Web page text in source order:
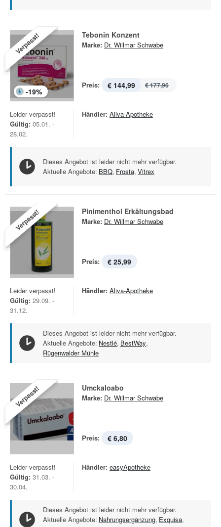
Verpasst!
-19%
Tebonin Konzent
Marke: Dr. Willmar Schwabe
Preis: € 144,99 € 177,96
Leider verpasst!
Gültig: 05.01. -
28.02.
Händler: Aliva-Apotheke
Dieses Angebot ist leider nicht mehr verfügbar.
Aktuelle Angebote: BBQ, Frosta, Vitrex
Verpasst! Pinimenthol Erkältungsbad
Marke: Dr. Willmar Schwabe
Preis: € 25,99
Leider verpasst!
Gültig: 29.09. -
31.12.
Händler: Aliva-Apotheke
Dieses Angebot ist leider nicht mehr verfügbar.
Aktuelle Angebote: Nestlé, BestWay,
Rügenwalder Mühle
Verpasst! Umckaloabo
Marke: Dr. Willmar Schwabe
Preis: € 6,80
Leider verpasst!
Gültig: 31.03. -
30.04.
Händler: easyApotheke
Dieses Angebot ist leider nicht mehr verfügbar.
Aktuelle Angebote: Nahrungsergänzung, Exquisa,